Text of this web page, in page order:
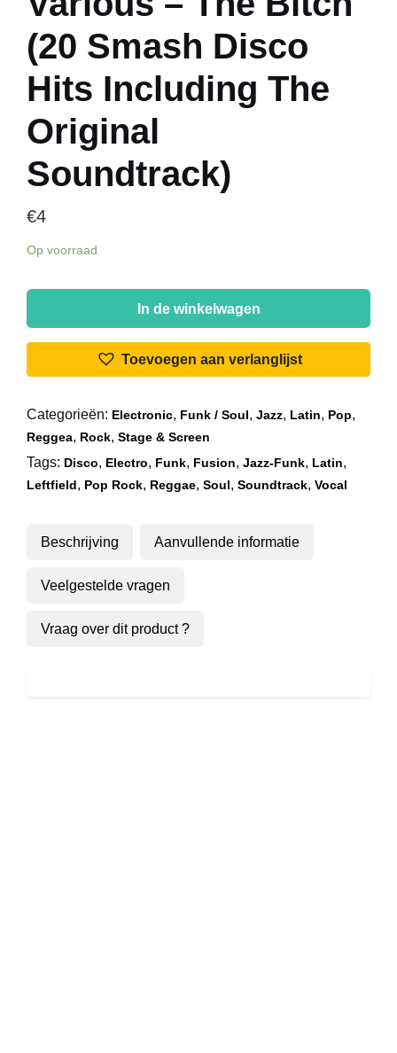
(20 Smash Disco
Hits Including The
Original
Soundtrack)
€4
Op voorraad
Various
The
(20
Disco
Hits
Including
The
aantal
In de winkelwagen
Toevoegen aan verlanglijst
Categorieën: Electronic, Funk / Soul, Jazz, Latin, Pop,
Reggea, Rock, Stage & Screen
Tags: Disco, Electro, Funk, Fusion, Jazz-Funk, Latin,
Leftfield, Pop Rock, Reggae, Soul, Soundtrack, Vocal
Beschrijving Aanvullende informatie
Veelgestelde vragen
Vraag over dit product ?